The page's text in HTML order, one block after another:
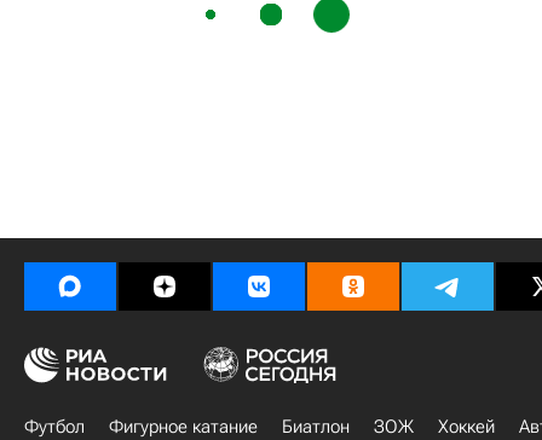
Футбол Фигурное катание Биатлон ЗОЖ Хоккей